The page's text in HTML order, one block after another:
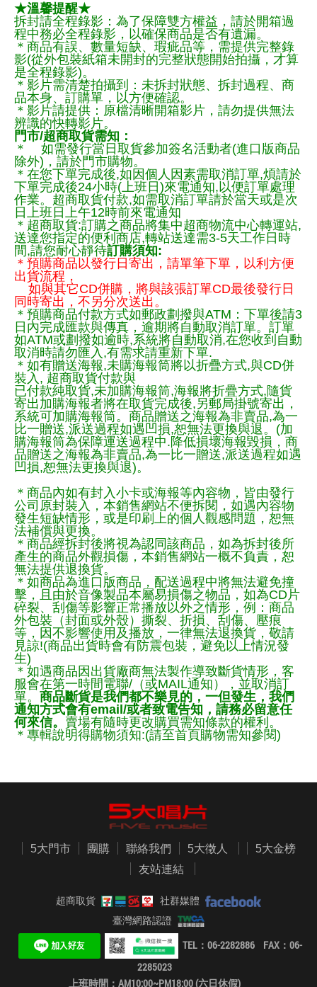
★溫馨提醒★
拆封請全程錄影：為了保障雙方權益，請於開箱過
程中務必全程錄影，以確保商品是否有遺漏。
＊商品有誤、數量短缺、瑕疵品等，需提供完整錄
影(從外包裝紙箱未開封的完整狀態開始拍攝，才算
是全程錄影)。
＊影片需清楚拍攝到：未拆封狀態、拆封過程、商
品本身、訂購單，以方便確認。
＊影片請提供：原檔清晰開箱影片，請勿提供無法
辨識的快轉影片。
門市/超商取貨需知：
＊ 如需發行當日取貨參加簽名活動者(進口版商品
除外)，請於門市購物。
＊在您下單完成後,如因個人因素需取消訂單,煩請於
下單完成後24小時(上班日)來電通知,以便訂單處理
作業。超商取貨付款,如需取消訂單請於當天或是次
日上班日上午12時前來電通知
＊超商取貨:訂購之商品將集中超商物流中心轉運站,
送達您指定的便利商店,轉站送達需3-5天工作日時
間,請您耐心靜待訂購須知:
＊預購商品以發行日寄出，請單筆下單，以利方便
出貨流程，
如與其它CD併購，將與該張訂單CD最後發行日
同時寄出，不另分次送出。
＊預購商品付款方式如郵政劃撥與ATM：下單後請3
日內完成匯款與傳真，逾期將自動取消訂單。訂單
如ATM或劃撥如逾時,系統將自動取消,在您收到自動
取消時請勿匯入,有需求請重新下單.
＊如有贈送海報,未購海報筒將以折疊方式,與CD併
裝入, 超商取貨付款與
已付款純取貨,未加購海報筒,海報將折疊方式,隨貨
寄出加購海報者將在取貨完成後,另郵局掛號寄出，
系統可加購海報筒。商品贈送之海報為非賣品,為一
比一贈送,派送過程如遇凹損,恕無法更換與退。(加
購海報筒為保障運送過程中.降低損壞海報毀損，商
品贈送之海報為非賣品,為一比一贈送,派送過程如遇
凹損,恕無法更換與退)。
＊商品內如有封入小卡或海報等內容物，皆由發行
公司原封裝入，本銷售網站不便拆閱，如遇內容物
發生短缺情形，或是印刷上的個人觀感問題，恕無
法補償與更換。
＊商品經拆封後將視為認同該商品，如為拆封後所
產生的商品外觀損傷，本銷售網站一概不負責，恕
無法提供退換貨。
＊如商品為進口版商品，配送過程中將無法避免撞
擊，且由於音像製品本屬易損傷之物品，如為CD片
碎裂、刮傷等影響正常播放以外之情形，例：商品
外包裝（封面或外殼）撕裂、折損、刮傷、壓痕
等，因不影響使用及播放，一律無法退換貨，敬請
見諒!(商品出貨時會有防震包裝，避免以上情況發
生)
＊如遇商品因出貨廠商無法製作導致斷貨情形，客
服會在第一時間電聯/（或MAIL通知），並取消訂
單。 商品斷貨是我們都不樂見的，一但發生，我們
通知方式會有email/或者致電告知，請務必留意任
何來信。 賣場有隨時更改購買需知條款的權利。
＊專輯說明得購物須知:(請至首頁購物需知參閱)
5大門市 團購 聯絡我們 5大徵人
5大金榜
友站連結
超商取貨
社群媒體
臺灣網路認證
TEL：06-2282886 FAX：06-
2285023
上班時間：AM10:00~PM18:00 (六日休假)